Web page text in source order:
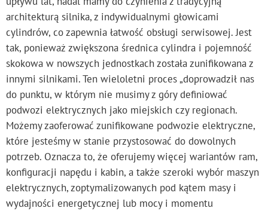
architekturą silnika, z indywidualnymi głowicami
cylindrów, co zapewnia łatwość obsługi serwisowej. Jest
tak, ponieważ zwiększona średnica cylindra i pojemność
skokowa w nowszych jednostkach została zunifikowana z
innymi silnikami. Ten wieloletni proces „doprowadził nas
do punktu, w którym nie musimy z góry definiować
podwozi elektrycznych jako miejskich czy regionach.
Możemy zaoferować zunifikowane podwozie elektryczne,
które jesteśmy w stanie przystosować do dowolnych
potrzeb. Oznacza to, że oferujemy więcej wariantów ram,
konfiguracji napędu i kabin, a także szeroki wybór maszyn
elektrycznych, zoptymalizowanych pod kątem masy i
wydajności energetycznej lub mocy i momentu